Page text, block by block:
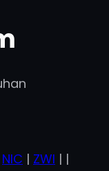
NIC | ZWI | |